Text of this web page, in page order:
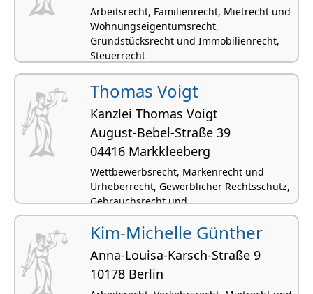
Arbeitsrecht, Familienrecht, Mietrecht und
Wohnungseigentumsrecht,
Grundstücksrecht und Immobilienrecht,
Steuerrecht
Thomas Voigt
Kanzlei Thomas Voigt
August-Bebel-Straße 39
04416 Markkleeberg
Wettbewerbsrecht, Markenrecht und
Urheberrecht, Gewerblicher Rechtsschutz,
Gebrauchsrecht und
Geschmacksmusterrecht, Patentrecht
Kim-Michelle Günther
Anna-Louisa-Karsch-Straße 9
10178 Berlin